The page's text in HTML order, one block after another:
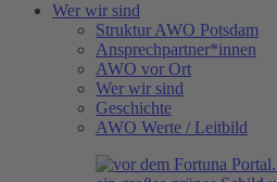
Wer wir sind
Struktur AWO Potsdam
Ansprechpartner*innen
AWO vor Ort
Wer wir sind
Geschichte
AWO Werte / Leitbild